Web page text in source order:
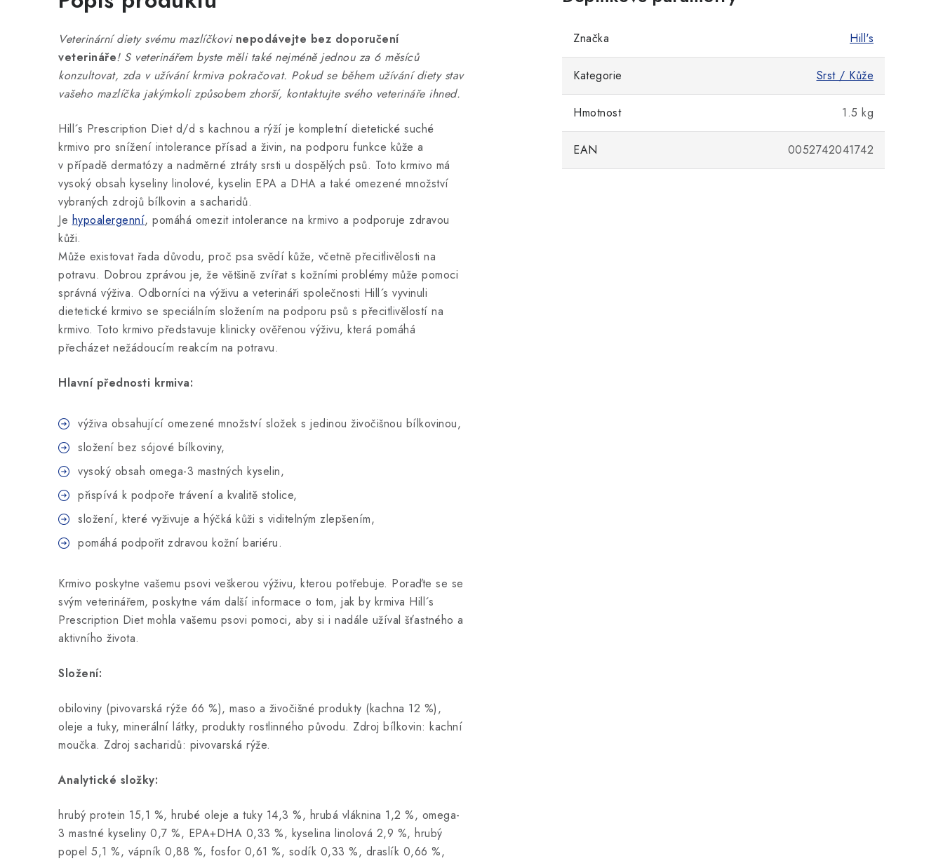
Veterinární diety svému mazlíčkovi nepodávejte bez doporučení
veterináře! S veterinářem byste měli také nejméně jednou za 6 měsíců
konzultovat, zda v užívání krmiva pokračovat. Pokud se během užívání diety stav
vašeho mazlíčka jakýmkoli způsobem zhorší, kontaktujte svého veterináře ihned.
Hill´s Prescription Diet d/d s kachnou a rýží je kompletní dietetické suché
krmivo pro snížení intolerance přísad a živin, na podporu funkce kůže a
v případě dermatózy a nadměrné ztráty srsti u dospělých psů. Toto krmivo má
vysoký obsah kyseliny linolové, kyselin EPA a DHA a také omezené množství
vybraných zdrojů bílkovin a sacharidů.
Je hypoalergenní, pomáhá omezit intolerance na krmivo a podporuje zdravou
kůži.
Může existovat řada důvodu, proč psa svědí kůže, včetně přecitlivělosti na
potravu. Dobrou zprávou je, že většině zvířat s kožními problémy může pomoci
správná výživa. Odborníci na výživu a veterináři společnosti Hill´s vyvinuli
dietetické krmivo se speciálním složením na podporu psů s přecitlivělostí na
krmivo. Toto krmivo představuje klinicky ověřenou výživu, která pomáhá
přecházet nežádoucím reakcím na potravu.
Hlavní přednosti krmiva:
výživa obsahující omezené množství složek s jedinou živočišnou bílkovinou,
složení bez sójové bílkoviny,
vysoký obsah omega-3 mastných kyselin,
přispívá k podpoře trávení a kvalitě stolice,
složení, které vyživuje a hýčká kůži s viditelným zlepšením,
pomáhá podpořit zdravou kožní bariéru.
Krmivo poskytne vašemu psovi veškerou výživu, kterou potřebuje. Poraďte se se
svým veterinářem, poskytne vám další informace o tom, jak by krmiva Hill´s
Prescription Diet mohla vašemu psovi pomoci, aby si i nadále užíval šťastného a
aktivního života.
Složení:
obiloviny (pivovarská rýže 66 %), maso a živočišné produkty (kachna 12 %),
oleje a tuky, minerální látky, produkty rostlinného původu. Zdroj bílkovin: kachní
moučka. Zdroj sacharidů: pivovarská rýže.
Analytické složky:
hrubý protein 15,1 %, hrubé oleje a tuky 14,3 %, hrubá vláknina 1,2 %, omega-
3 mastné kyseliny 0,7 %, EPA+DHA 0,33 %, kyselina linolová 2,9 %, hrubý
popel 5,1 %, vápník 0,88 %, fosfor 0,61 %, sodík 0,33 %, draslík 0,66 %,
Značka Hill's
Kategorie Srst / Kůže
Hmotnost 1.5 kg
EAN 0052742041742